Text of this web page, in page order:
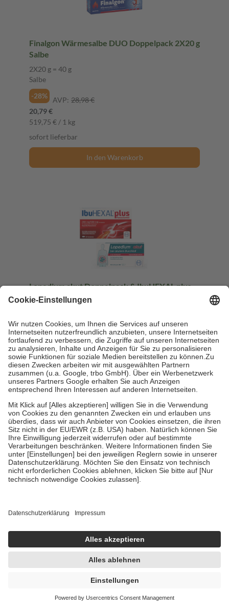
Finalgon Wärmesalbe DUO Doppelpack 2X20 g
Salbe
2X20 g = 40 g
Salbe
-28%
AVP: 28,98 €
20,79 €
519,75 € / 1 kg
sofort lieferbar
In den Warenkorb
Lopedium akut Doppelpack & IbuHEXAL plus
Paracetamol 200 mg 1 Sparset
-59%
AVP: 14,23 €
5,90 €
sofort lieferbar
In den Warenkorb
2X100 g = 200 g
65,94 €
sofort lieferbar